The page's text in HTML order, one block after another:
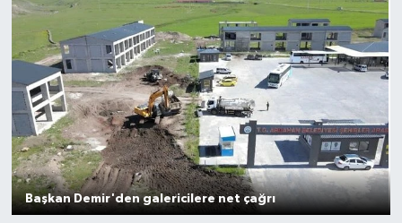
Başkan Demir'den galericilere net çağrı